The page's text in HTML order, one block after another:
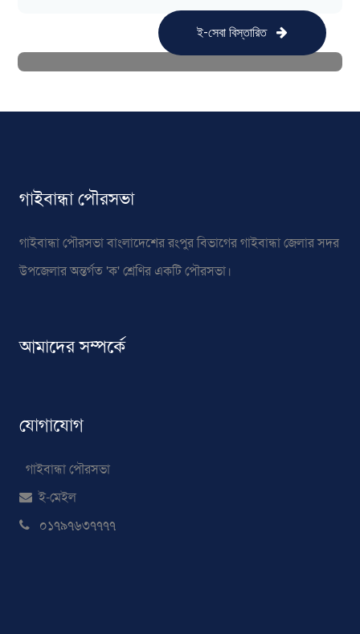
ই-সেবা বিস্তারিত
গাইবান্ধা পৌরসভা
গাইবান্ধা পৌরসভা বাংলাদেশের রংপুর বিভাগের গাইবান্ধা জেলার সদর
উপজেলার অন্তর্গত 'ক' শ্রেণির একটি পৌরসভা।
আমাদের সম্পর্কে
যোগাযোগ
গাইবান্ধা পৌরসভা
ই-মেইল
০১৭৯৭৬৩৭৭৭৭